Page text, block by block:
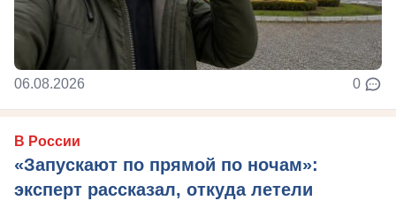
06.08.2026 0
В России
«Запускают по прямой по ночам»:
эксперт рассказал, откуда летели